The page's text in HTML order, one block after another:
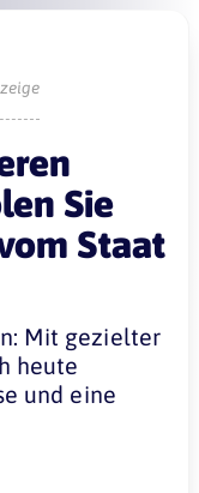
Sie
Staat
Mit gezielter
heute
und eine